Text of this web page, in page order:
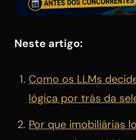
Neste artigo:
Como os LLMs
lógica por trás da
Por que imobiliárias